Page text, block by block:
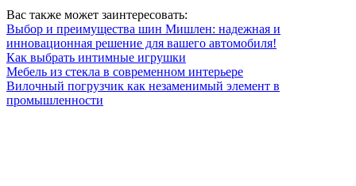
Вас также может заинтересовать:
Выбор и преимущества шин Мишлен: надежная и
инновационная решение для вашего автомобиля!
Как выбрать интимные игрушки
Мебель из стекла в современном интерьере
Вилочный погрузчик как незаменимый элемент в
промышленности